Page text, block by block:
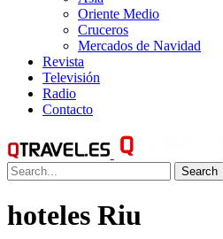
Oriente Medio
Cruceros
Mercados de Navidad
Revista
Televisión
Radio
Contacto
Search
hoteles Riu